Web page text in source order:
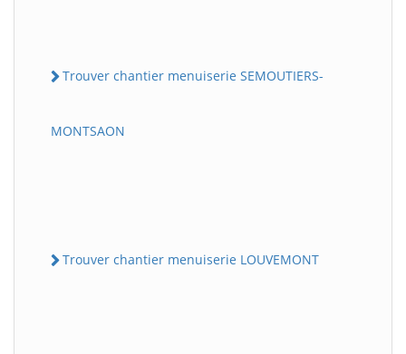
Trouver chantier menuiserie SEMOUTIERS-
MONTSAON
Trouver chantier menuiserie LOUVEMONT